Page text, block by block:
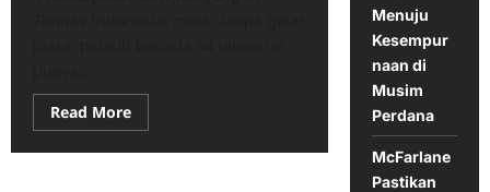
Read MoreRead
more
5
Menuju
Kesempur
naan di
Musim
Perdana
McFarlane
Pastikan